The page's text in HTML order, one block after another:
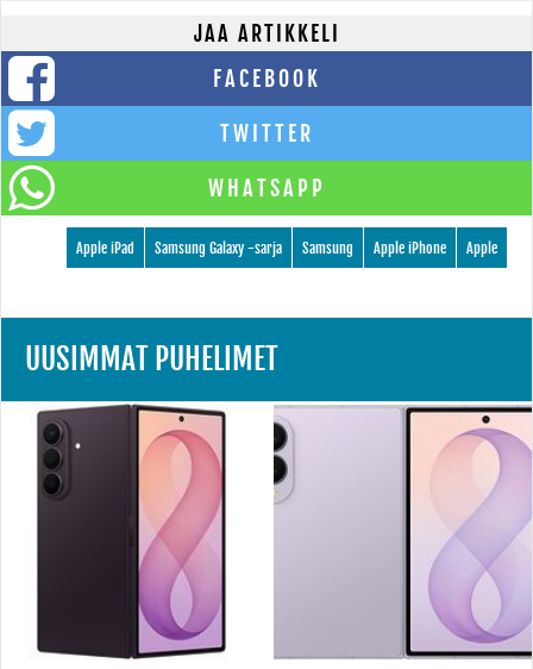
JAA ARTIKKELI
FACEBOOK
TWITTER
WHATSAPP
Apple
Apple iPhone
Samsung
Samsung Galaxy -sarja
Apple iPad
UUSIMMAT PUHELIMET